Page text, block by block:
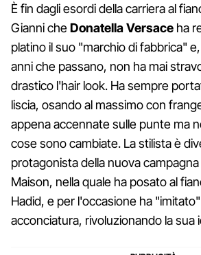
È fin dagli esordi della carriera al
Gianni cheDonatella Versace ha
platino il suo "marchio di fabbrica"
anni che passano, non ha mai
drastico l'hair look. Ha sempre
liscia, osando al massimo con
appena accennate sulle punte ma
cose sono cambiate. La stilista è
protagonista della nuova
Maison, nella quale ha posato al
Hadid, e per l'occasione ha
acconciatura, rivoluzionando la sua